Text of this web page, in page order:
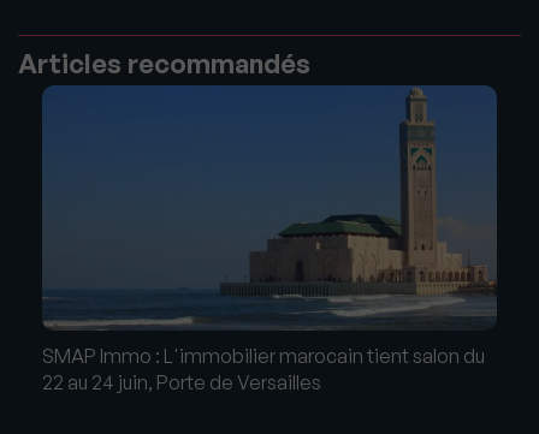
Articles recommandés
SMAP Immo : L'immobilier marocain tient salon du
22 au 24 juin, Porte de Versailles